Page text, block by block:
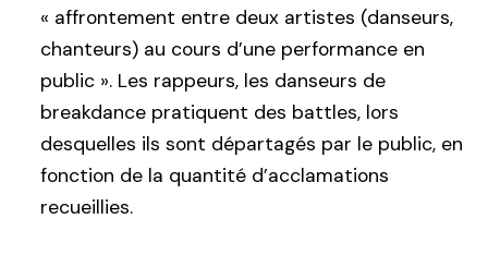
« affrontement entre deux artistes (danseurs,
chanteurs) au cours d’une performance en
public ». Les rappeurs, les danseurs de
breakdance pratiquent des battles, lors
desquelles ils sont départagés par le public, en
fonction de la quantité d’acclamations
recueillies.